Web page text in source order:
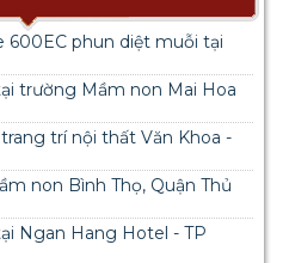
phun diệt muỗi tại
trường Mầm non Mai Hoa
trí nội thất Văn Khoa -
non Bình Thọ, Quận Thủ
Ngan Hang Hotel - TP